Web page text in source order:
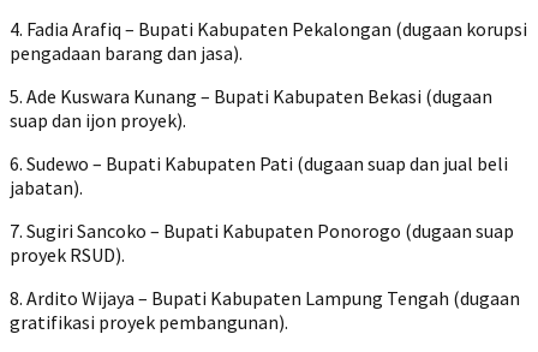
4. Fadia Arafiq – Bupati Kabupaten Pekalongan (dugaan korupsi
pengadaan barang dan jasa).
5. Ade Kuswara Kunang – Bupati Kabupaten Bekasi (dugaan
suap dan ijon proyek).
6. Sudewo – Bupati Kabupaten Pati (dugaan suap dan jual beli
jabatan).
7. Sugiri Sancoko – Bupati Kabupaten Ponorogo (dugaan suap
proyek RSUD).
8. Ardito Wijaya – Bupati Kabupaten Lampung Tengah (dugaan
gratifikasi proyek pembangunan).